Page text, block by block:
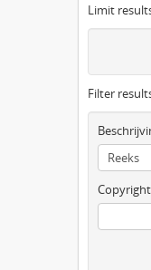
Limit
Filter